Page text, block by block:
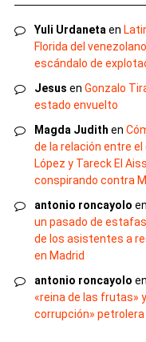
Yuli Urdaneta en
Florida del
escándalo de
Jesus en Gonzalo
estado envuelto
Magda Judith en
de la relación entre
López y Tareck El
conspirando contra
antonio roncayolo en
un pasado de
de los asistentes a
en Madrid
antonio roncayolo en
«reina de las frutas»
corrupción» petrolera